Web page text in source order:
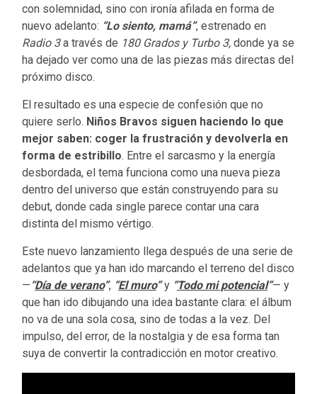
con solemnidad, sino con ironía afilada en forma de
nuevo adelanto: “Lo siento, mamá”, estrenado en
Radio 3a través de 180 Grados y Turbo 3, donde ya se
ha dejado ver como una de las piezas más directas del
próximo disco.
El resultado es una especie de confesión que no
quiere serlo. Niños Bravos siguen haciendo lo que
mejor saben: coger la frustración y devolverla en
forma de estribillo. Entre el sarcasmo y la energía
desbordada, el tema funciona como una nueva pieza
dentro del universo que están construyendo para su
debut, donde cada single parece contar una cara
distinta del mismo vértigo.
Este nuevo lanzamiento llega después de una serie de
adelantos que ya han ido marcando el terreno del disco
— “Día de verano”, “El muro”y “Todo mi potencial”— y
que han ido dibujando una idea bastante clara: el álbum
no va de una sola cosa, sino de todas a la vez. Del
impulso, del error, de la nostalgia y de esa forma tan
suya de convertir la contradicción en motor creativo.